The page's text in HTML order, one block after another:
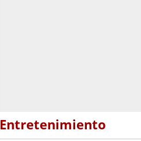
Entretenimiento